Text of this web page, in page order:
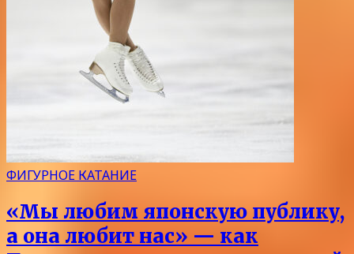
ФИГУРНОЕ КАТАНИЕ
«Мы любим японскую публику,
а она любит нас» — как